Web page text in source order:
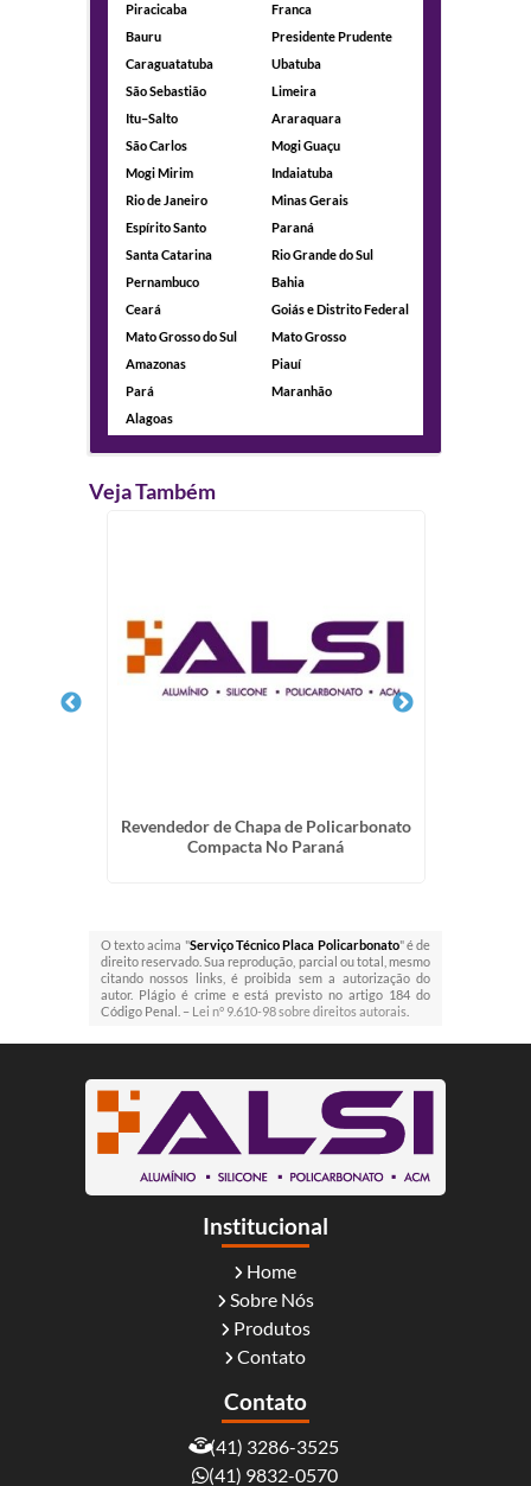
Piracicaba
Franca
Bauru
Presidente Prudente
Caraguatatuba
Ubatuba
São Sebastião
Limeira
Itu–Salto
Araraquara
São Carlos
Mogi Guaçu
Mogi Mirim
Indaiatuba
Rio de Janeiro
Minas Gerais
Espírito Santo
Paraná
Santa Catarina
Rio Grande do Sul
Pernambuco
Bahia
Ceará
Goiás e Distrito Federal
Mato Grosso do Sul
Mato Grosso
Amazonas
Piauí
Pará
Maranhão
Alagoas
Veja Também
Revendedor de Chapa de Policarbonato
Compacta No Paraná
O texto acima "Serviço Técnico Placa Policarbonato" é de
direito reservado. Sua reprodução, parcial ou total, mesmo
citando nossos links, é proibida sem a autorização do
autor. Plágio é crime e está previsto no artigo 184 do
Código Penal. – Lei n° 9.610-98 sobre direitos autorais.
Institucional
Home
Sobre Nós
Produtos
Contato
Contato
(41) 3286-3525
(41) 9832-0570